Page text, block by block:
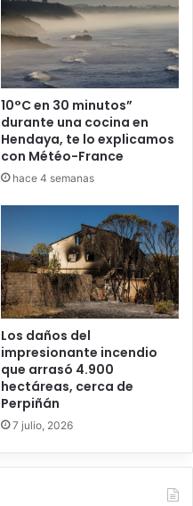
10°C en 30 minutos”
durante una cocina en
Hendaya, te lo explicamos
con Météo-France
hace 4 semanas
Los daños del
impresionante incendio
que arrasó 4.900
hectáreas, cerca de
Perpiñán
7 julio, 2026